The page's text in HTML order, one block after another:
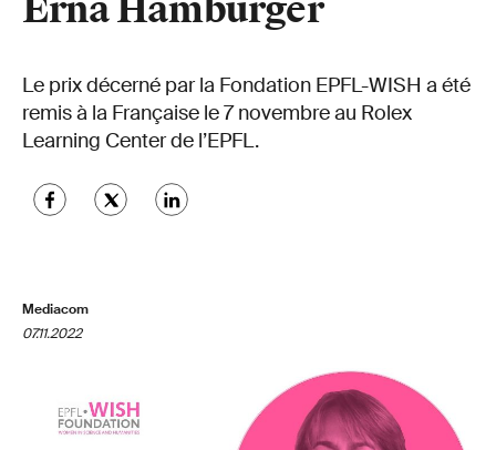
Erna Hamburger
Le prix décerné par la Fondation EPFL-WISH a été
remis à la Française le 7 novembre au Rolex
Learning Center de l’EPFL.
Mediacom
07.11.2022